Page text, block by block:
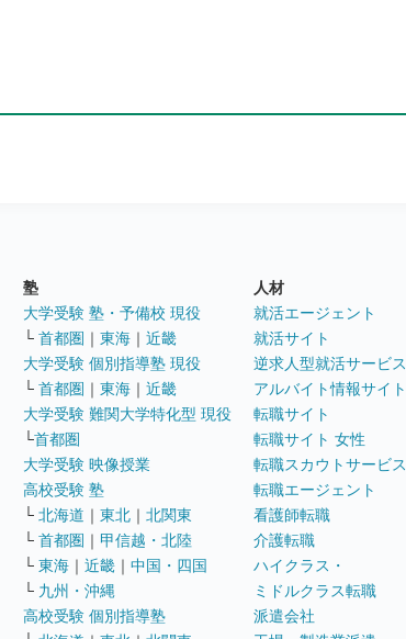
塾
大学受験 塾・予備校 現役
└ 首都圏 ｜ 東海 ｜ 近畿
大学受験 個別指導塾 現役
└ 首都圏 ｜ 東海 ｜ 近畿
大学受験 難関大学特化型 現役
└首都圏
大学受験 映像授業
高校受験 塾
└ 北海道 ｜ 東北 ｜ 北関東
└ 首都圏 ｜ 甲信越・北陸
└ 東海 ｜ 近畿 ｜ 中国・四国
└ 九州・沖縄
高校受験 個別指導塾
人材
就活エージェント
就活サイト
逆求人型就活サービス
アルバイト情報サイト
転職サイト
転職サイト 女性
転職スカウトサービス
転職エージェント
看護師転職
介護転職
ハイクラス・
ミドルクラス転職
派遣会社